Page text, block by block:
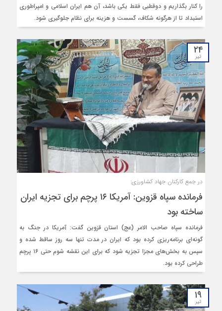
را کنار بگذاریم و دوقطبی فقط یکی باشد، آن هم ایران اسلامی و امپراطوری
استبداد تا از هرگونه شکاف، گسست و هزینه برای نظام جلوگیری شود.
۲۴
تیر
در جمع کارکنان جهاد کشاورزی:
فرمانده سپاه قزوین: آمریکا ۱۶ پرچم برای تجزیه ایران
ساخته بود
فرمانده سپاه صاحب‌ الامر (عج) استان قزوین گفت: آمریکا در جنگ به
گونه‌ای برنامه‌ریزی کرده بود که ایران در مدت تنها سه روز ساقط شده و
سپس به بخش‌های مجزا تجزیه شود که برای این نقشه شوم حتی ۱۶ پرچم
طراحی کرده بود.
۱۹
تیر